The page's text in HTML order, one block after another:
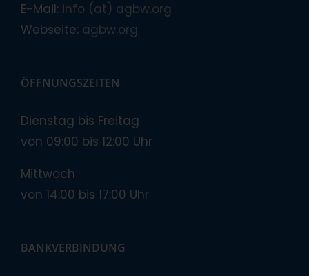
E-Mail: info (at) agbw.org
Webseite: agbw.org
ÖFFNUNGSZEITEN
Dienstag bis Freitag
von 09:00 bis 12:00 Uhr
Mittwoch
von 14:00 bis 17:00 Uhr
BANKVERBINDUNG